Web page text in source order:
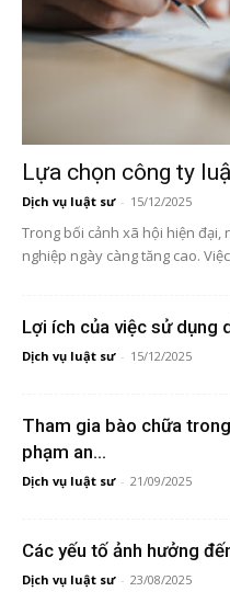
Lựa chọn công ty
Dịch vụ luật sư - 15/12/2025
Trong bối cảnh xã hội hiện
nghiệp ngày càng tăng cao.
Lợi ích của việc sử dụng
Dịch vụ luật sư - 15/12/2025
Tham gia bào chữa
phạm an...
Dịch vụ luật sư - 21/09/2025
Các yếu tố ảnh hưởng
Dịch vụ luật sư - 23/08/2025